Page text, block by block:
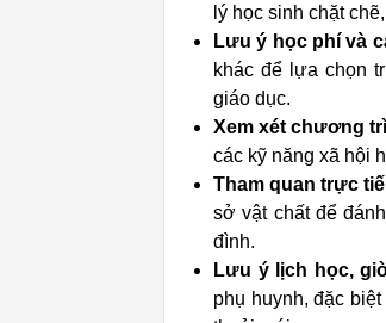
lý học sinh chặt
Lưu ý học phí và
khác để lựa chọn
giáo dục.
Xem xét chương
các kỹ năng xã hội
Tham quan trực
sở vật chất để
đình.
Lưu ý lịch học,
phụ huynh, đặc